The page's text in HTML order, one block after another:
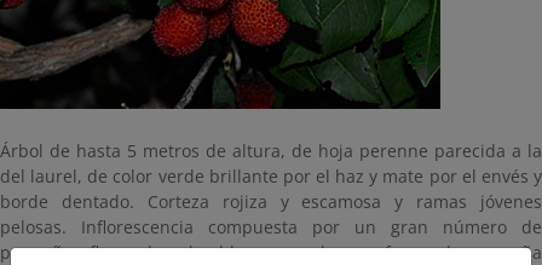
Árbol de hasta 5 metros de altura, de hoja perenne parecida a la
del laurel, de color verde brillante por el haz y mate por el envés y
borde dentado. Corteza rojiza y escamosa y ramas jóvenes
pelosas. Inflorescencia compuesta por un gran número de
pequeñas flores de color blanco-rosado, con forma de pequeña